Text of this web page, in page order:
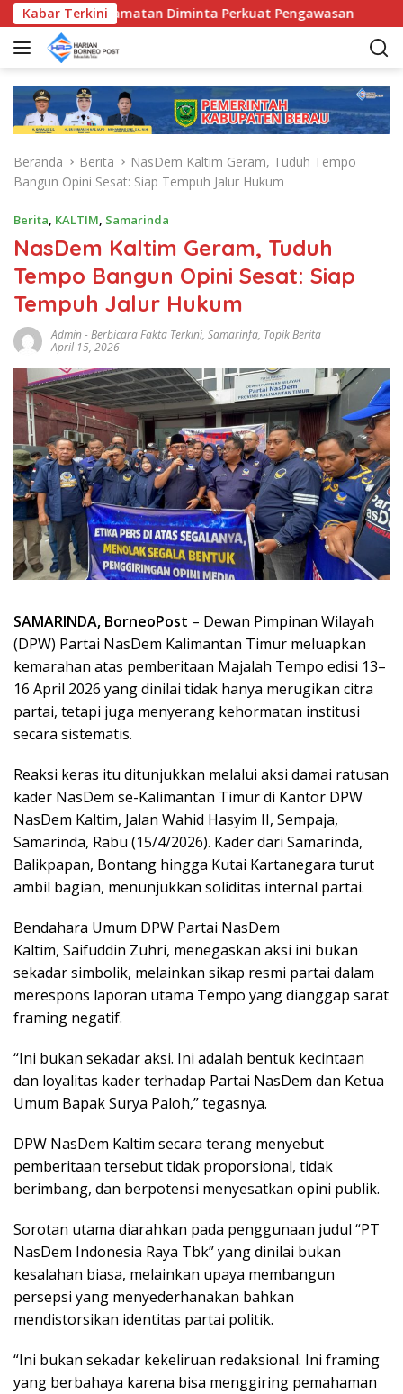
a
Kabar Terkini
Kecamatan Diminta Perkuat Pengawasan
Beranda Berita
NasDem Kaltim Geram, Tuduh Tempo
Bangun Opini Sesat: Siap Tempuh Jalur Hukum
Berita, KALTIM, Samarinda
NasDem Kaltim Geram, Tuduh
Tempo Bangun Opini Sesat: Siap
Tempuh Jalur Hukum
Admin-Berbicara Fakta Terkini, Samarinfa, Topik Berita
April 15, 2026
SAMARINDA, BorneoPost – Dewan Pimpinan Wilayah
(DPW) Partai NasDem Kalimantan Timur meluapkan
kemarahan atas pemberitaan Majalah Tempo edisi 13–
16 April 2026 yang dinilai tidak hanya merugikan citra
partai, tetapi juga menyerang kehormatan institusi
secara sistematis.
Reaksi keras itu ditunjukkan melalui aksi damai ratusan
kader NasDem se-Kalimantan Timur di Kantor DPW
NasDem Kaltim, Jalan Wahid Hasyim II, Sempaja,
Samarinda, Rabu (15/4/2026). Kader dari Samarinda,
Balikpapan, Bontang hingga Kutai Kartanegara turut
ambil bagian, menunjukkan soliditas internal partai.
Bendahara Umum DPW Partai NasDem
Kaltim, Saifuddin Zuhri, menegaskan aksi ini bukan
sekadar simbolik, melainkan sikap resmi partai dalam
merespons laporan utama Tempo yang dianggap sarat
framing negatif.
“Ini bukan sekadar aksi. Ini adalah bentuk kecintaan
dan loyalitas kader terhadap Partai NasDem dan Ketua
Umum Bapak Surya Paloh,” tegasnya.
DPW NasDem Kaltim secara terang menyebut
pemberitaan tersebut tidak proporsional, tidak
berimbang, dan berpotensi menyesatkan opini publik.
Sorotan utama diarahkan pada penggunaan judul “PT
NasDem Indonesia Raya Tbk” yang dinilai bukan
kesalahan biasa, melainkan upaya membangun
persepsi yang menyederhanakan bahkan
mendistorsikan identitas partai politik.
“Ini bukan sekadar kekeliruan redaksional. Ini framing
yang berbahaya karena bisa menggiring pemahaman